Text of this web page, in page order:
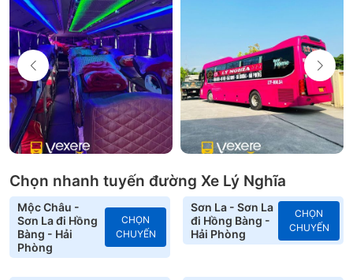
Chọn nhanh tuyến đường Xe Lý Nghĩa
Mộc Châu -
Sơn La đi Hồng
Bàng - Hải
Phòng
CHỌN
CHUYẾN
Sơn La - Sơn La
đi Hồng Bàng -
Hải Phòng
CHỌN
CHUYẾN